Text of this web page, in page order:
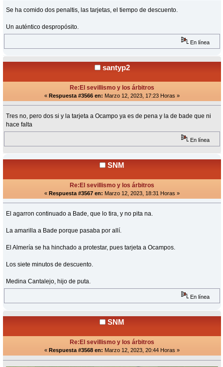
Se ha comido dos penaltis, las tarjetas, el tiempo de descuento.
Un auténtico despropósito.
En línea
santyp2
Re:El sevillismo y los árbitros
« Respuesta #3566 en: Marzo 12, 2023, 17:23 Horas »
Tres no, pero dos si y la tarjeta a Ocampo ya es de pena y la de bade que ni
hace falta
En línea
SNM
Re:El sevillismo y los árbitros
« Respuesta #3567 en: Marzo 12, 2023, 18:31 Horas »
El agarron continuado a Bade, que lo tira, y no pita na.
La amarilla a Bade porque pasaba por allí.
El Almería se ha hinchado a protestar, pues tarjeta a Ocampos.
Los siete minutos de descuento.
Medina Cantalejo, hijo de puta.
En línea
SNM
Re:El sevillismo y los árbitros
« Respuesta #3568 en: Marzo 12, 2023, 20:44 Horas »